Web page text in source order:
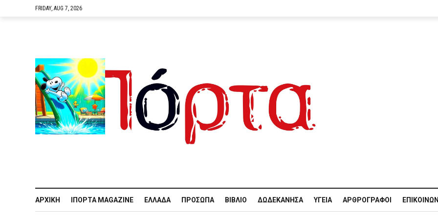
FRIDAY, AUG 7, 2026
ΑΡΧΙΚΉ IΠΌΡΤΑ MAGAZINE ΕΛΛΆΔΑ ΠΡΌΣΩΠΑ ΒΙΒΛΊΟ ΔΩΔΕΚΆΝΗΣΑ ΥΓΕΊΑ ΑΡΘΡΟΓΡΆΦΟΙ